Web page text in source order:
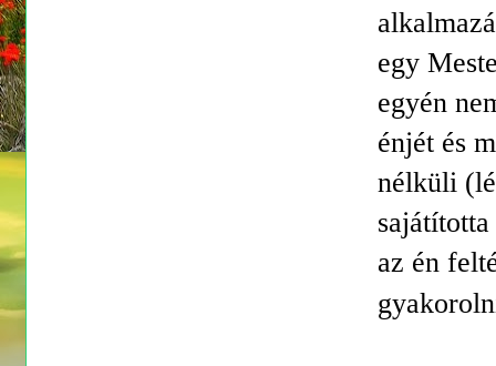
egy
egyén
énjét és
nélküli
az én